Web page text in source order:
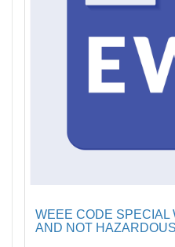
WEEE CODE SPECIAL
AND NOT HAZARDOUS